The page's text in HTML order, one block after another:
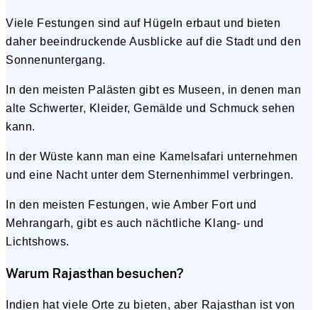
Viele Festungen sind auf Hügeln erbaut und bieten
daher beeindruckende Ausblicke auf die Stadt und den
Sonnenuntergang.
In den meisten Palästen gibt es Museen, in denen man
alte Schwerter, Kleider, Gemälde und Schmuck sehen
kann.
In der Wüste kann man eine Kamelsafari unternehmen
und eine Nacht unter dem Sternenhimmel verbringen.
In den meisten Festungen, wie Amber Fort und
Mehrangarh, gibt es auch nächtliche Klang- und
Lichtshows.
Warum Rajasthan besuchen?
Indien hat viele Orte zu bieten, aber Rajasthan ist von